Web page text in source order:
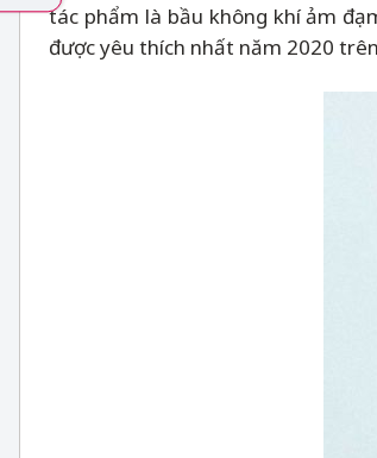
tác phẩm là bầu không khí ảm
được yêu thích nhất năm 2020